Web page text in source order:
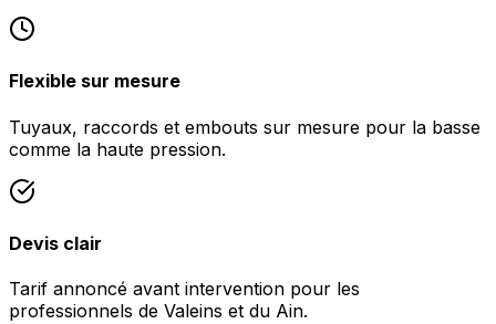
Flexible sur mesure
Tuyaux, raccords et embouts sur mesure pour la basse
comme la haute pression.
Devis clair
Tarif annoncé avant intervention pour les
professionnels de Valeins et du Ain.